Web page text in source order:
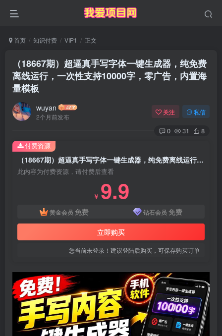
首页 知识付费 VIP1 正文
（18667期）超逼真手写字体一键生成器，纯免费
离线运行，一次性支持10000字，零广告，内置海
量模板
wuyan
2个月前发布
关注 私信
0 31 8
（18667期）超逼真手写字体一键生成器，纯免费离线运行，一次性支持10000字，零广告，内置海量模板
此内容为付费资源，请付费后查看
￥ 9.9
黄金会员 免费 钻石会员 免费
立即购买
您当前未登录！建议登陆后购买，可保存购买订单
付费资源